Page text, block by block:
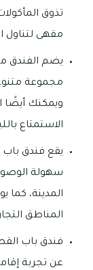
تذوق
مقهى لتناول
يضم الفندق
مجموعة
ويمكنك أيضًا
الاستمتاع
يقع فندق باب
سهولة
المدينة، كما
المناطق
فندق باب
عن تجربة